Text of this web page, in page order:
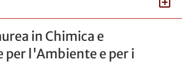
in Chimica e
per l'Ambiente e per i